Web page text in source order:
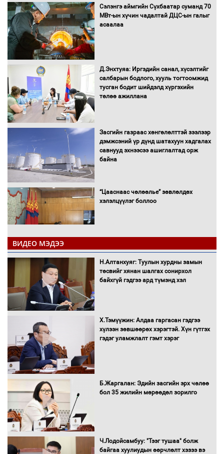
Сэлэнгэ аймгийн Сүхбаатар суманд 70
МВт-ын хүчин чадалтай ДЦС-ын галыг
асаалаа
Д.Энхтуяа: Иргэдийн санал, хүсэлтийг
салбарын бодлого, хууль тогтоомжид
тусган бодит шийдэлд хүргэхийн
төлөө ажиллана
Засгийн газраас хөнгөлөлттэй зээлээр
дэмжсэний үр дүнд шатахуун хадгалах
савнууд эхнээсээ ашиглалтад орж
байна
“Цааснаас чөлөөлье” зөвлөлдөх
хэлэлцүүлэг боллоо
"ДЦС-3” ТӨХК-ийн нэн шаардлагатай
“Турбингенератор-5”-ын шинэчлэлийн
төсвийг шийдвэрлэхээр болов
УИХ-ын дарга С.Бямбацогт Сутай
хайрхны тэнгэрийг тахих тахилгад
оролцлоо
С.Амарсайхан: Иргэдийг хохироосон
ААН-ийн нуугтмал хөрөнгийг
Н.Номтойбаяр: Аймгуудад тулгамдаж
ВИДЕО МЭДЭЭ
Н.Алтанхуяг: Туулын хурдны замын
төсвийг хянан шалгах сонирхол
байхгүй гэдгээ ард түмэнд хэл
Х.Тэмүүжин: Алдаа гаргасан гэдгээ
хүлээн зөвшөөрөх хэрэгтэй. Хүн гүтгэх
гэдэг уламжлалт гэмт хэрэг
Б.Жаргалан: Эдийн засгийн эрх чөлөө
бол 35 жилийн мөрөөдөл зорилго
Ч.Лодойсамбуу: "Тээг тушаа" болж
байгаа хуулиудын өөрчлөлт хэзээ вэ